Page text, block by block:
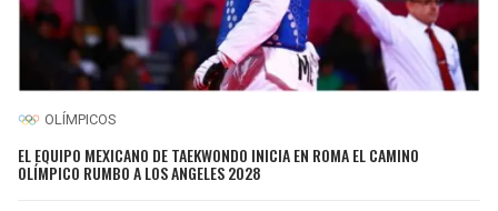
OLÍMPICOS
EL EQUIPO MEXICANO DE TAEKWONDO INICIA EN ROMA EL CAMINO
OLÍMPICO RUMBO A LOS ANGELES 2028